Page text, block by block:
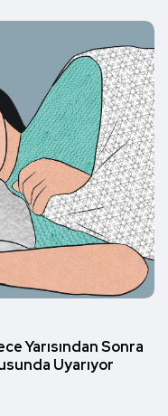
Yarısından Sonra
Uyarıyor